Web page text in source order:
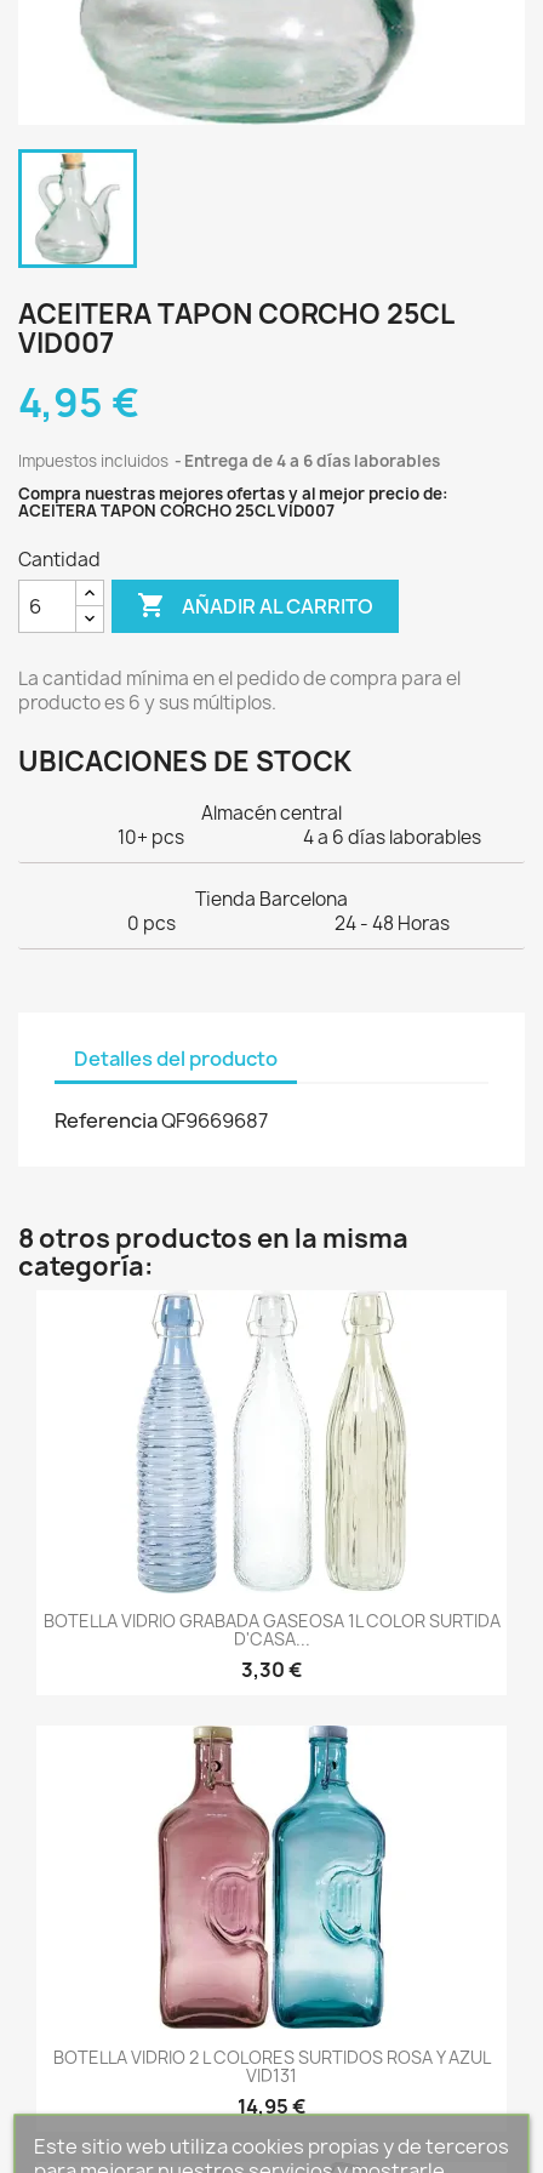
ACEITERA TAPON CORCHO 25CL
VID007
4,95 €
Impuestos incluidos
Entrega de 4 a 6 días laborables
Compra nuestras mejores ofertas y al mejor precio de:
ACEITERA TAPON CORCHO 25CL VID007
Cantidad
 AÑADIR AL CARRITO
La cantidad mínima en el pedido de compra para el
producto es 6 y sus múltiplos.
UBICACIONES DE STOCK
Almacén central
10+ pcs
4 a 6 días laborables
Tienda Barcelona
0 pcs
24 - 48 Horas
Detalles del producto
ReferenciaQF9669687
8 otros productos en la misma
categoría:
BOTELLA VIDRIO GRABADA GASEOSA 1L COLOR SURTIDA
D'CASA...
3,30 €
BOTELLA VIDRIO 2 L COLORES SURTIDOS ROSA Y AZUL
VID131
14,95 €
Este sitio web utiliza cookies propias y de terceros